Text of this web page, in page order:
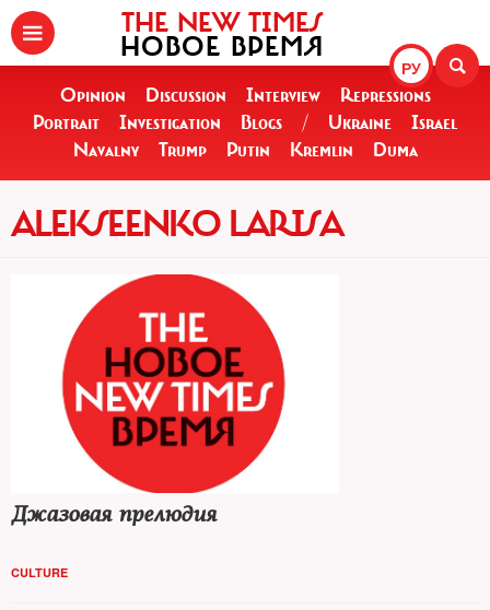
РУ
THE NEW TIMES
НОВОЕ ВРЕМЯ
Opinion Discussion Interview
Repressions
Portrait
Investigation Blogs / Ukraine
Israel
Navalny
Trump Putin Kremlin Duma
ALEKSEENKO LARISA
Джазовая прелюдия
CULTURE